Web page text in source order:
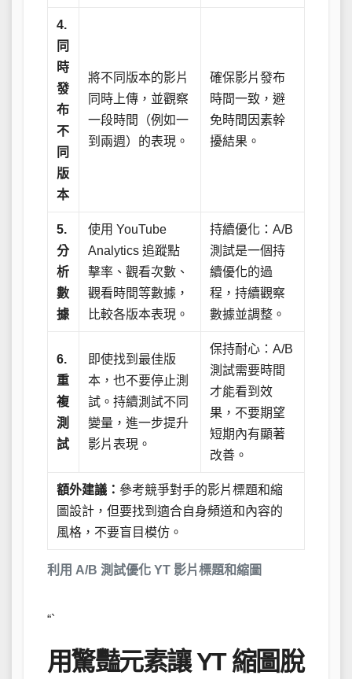
利用 A/B 測試優化 YT 影片標題和縮圖
4.
同
時
發
布
不
同
版
本
將不同版本的影片
同時上傳，並觀察
一段時間（例如一
到兩週）的表現。
確保影片發布
時間一致，避
免時間因素幹
擾結果。
5.
分
析
數
據
使用 YouTube
Analytics 追蹤點
擊率、觀看次數、
觀看時間等數據，
比較各版本表現。
持續優化：A/B
測試是一個持
續優化的過
程，持續觀察
數據並調整。
6.
重
複
測
試
即使找到最佳版
本，也不要停止測
試。持續測試不同
變量，進一步提升
影片表現。
保持耐心：A/B
測試需要時間
才能看到效
果，不要期望
短期內有顯著
改善。
額外建議：參考競爭對手的影片標題和縮
圖設計，但要找到適合自身頻道和內容的
風格，不要盲目模仿。
“`
用驚豔元素讓 YT 縮圖脫